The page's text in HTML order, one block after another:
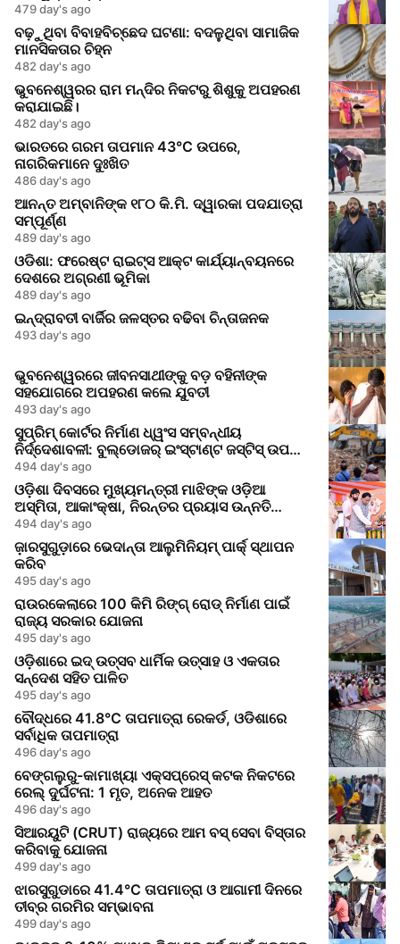
479 day's ago
ବଢ଼ୁଥିବା ବିବାହବିଚ୍ଛେଦ ଘଟଣା: ବଦଳୁଥିବା ସାମାଜିକ
ମାନସିକତାର ଚିହ୍ନ
482 day's ago
ଭୁବନେଶ୍ୱରର ରାମ ମନ୍ଦିର ନିକଟରୁ ଶିଶୁକୁ ଅପହରଣ
କରାଯାଇଛି।
482 day's ago
ଭାରତରେ ଗରମ ତାପମାନ 43°C ଉପରେ,
ନାଗରିକମାନେ ଦୁଃଖିତ
486 day's ago
ଆନନ୍ତ ଅମ୍ବାନିଙ୍କ ୧୮୦ କି.ମି. ଦ୍ୱାରକା ପଦଯାତ୍ରା
ସମ୍ପୂର୍ଣ୍ଣ
489 day's ago
ଓଡିଶା: ଫରେଷ୍ଟ ରାଇଟ୍ସ ଆକ୍ଟ କାର୍ଯ୍ୟାନ୍ବୟନରେ
ଦେଶରେ ଅଗ୍ରଣୀ ଭୂମିକା
489 day's ago
ଇନ୍ଦ୍ରାବତୀ ବାର୍ଜିର ଜଳସ୍ତର ବଢିବା ଚିନ୍ତାଜନକ
493 day's ago
ଭୁବନେଶ୍ୱରରେ ଜୀବନସାଥୀଙ୍କୁ ବଡ଼ ବହିନୀଙ୍କ
ସହଯୋଗରେ ଅପହରଣ କଲେ ଯୁବତୀ
493 day's ago
ସୁପ୍ରିମ୍ କୋର୍ଟର ନିର୍ମାଣ ଧ୍ୱଂସ ସମ୍ବନ୍ଧୀୟ
ନିର୍ଦ୍ଦେଶାବଳୀ: ବୁଲ୍ଡୋଜର୍ ଇଂସ୍ଟାଣ୍ଟ ଜସ୍ଟିସ୍ ଉପରେ
ପ୍ରତିବନ୍ଧ
494 day's ago
ଓଡ଼ିଶା ଦିବସରେ ମୁଖ୍ୟମନ୍ତ୍ରୀ ମାଝିଙ୍କ ଓଡ଼ିଆ
ଅସ୍ମିତା, ଆକାଂକ୍ଷା, ନିରନ୍ତର ପ୍ରୟାସ ଉନ୍ନତି
ରୋଡମ୍ୟାପ୍
494 day's ago
ଜ଼ାରସୁଗୁଡ଼ାରେ ଭେଦାନ୍ତା ଆଲୁମିନିୟମ୍ ପାର୍କ୍ ସ୍ଥାପନ
କରିବ
495 day's ago
ରାଉରକେଲାରେ 100 କିମି ରିଙ୍ଗ୍ ରୋଡ୍ ନିର୍ମାଣ ପାଇଁ
ରାଜ୍ୟ ସରକାର ଯୋଜନା
495 day's ago
ଓଡ଼ିଶାରେ ଇଦ୍ ଉତ୍ସବ ଧାର୍ମିକ ଉତ୍ସାହ ଓ ଏକତାର
ସନ୍ଦେଶ ସହିତ ପାଳିତ
495 day's ago
ବୌଦ୍ଧରେ 41.8°C ତାପମାତ୍ରା ରେକର୍ଡ, ଓଡିଶାରେ
ସର୍ବାଧିକ ତାପମାତ୍ରା
496 day's ago
ବେଙ୍ଗଲୁରୁ-କାମାଖ୍ୟା ଏକ୍ସପ୍ରେସ୍ କଟକ ନିକଟରେ
ରେଲ୍ ଦୁର୍ଘଟନା: 1 ମୃତ, ଅନେକ ଆହତ
496 day's ago
ସିଆରୟୁଟି (CRUT) ରାଜ୍ୟରେ ଆମ ବସ୍ ସେବା ବିସ୍ତାର
କରିବାକୁ ଯୋଜନା
499 day's ago
ଝାରସୁଗୁଡାରେ 41.4°C ତାପମାତ୍ରା ଓ ଆଗାମୀ ଦିନରେ
ତୀବ୍ର ଗରମିର ସମ୍ଭାବନା
499 day's ago